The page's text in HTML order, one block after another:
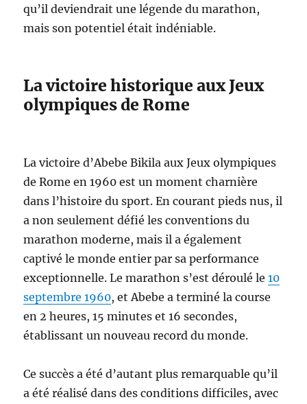
qu’il deviendrait une légende du marathon,
mais son potentiel était indéniable.
La victoire historique aux Jeux
olympiques de Rome
La victoire d’Abebe Bikila aux Jeux olympiques
de Rome en 1960 est un moment charnière
dans l’histoire du sport. En courant pieds nus, il
a non seulement défié les conventions du
marathon moderne, mais il a également
captivé le monde entier par sa performance
exceptionnelle. Le marathon s’est déroulé le10
septembre 1960, et Abebe a terminé la course
en 2 heures, 15 minutes et 16 secondes,
établissant un nouveau record du monde.
Ce succès a été d’autant plus remarquable qu’il
a été réalisé dans des conditions difficiles, avec